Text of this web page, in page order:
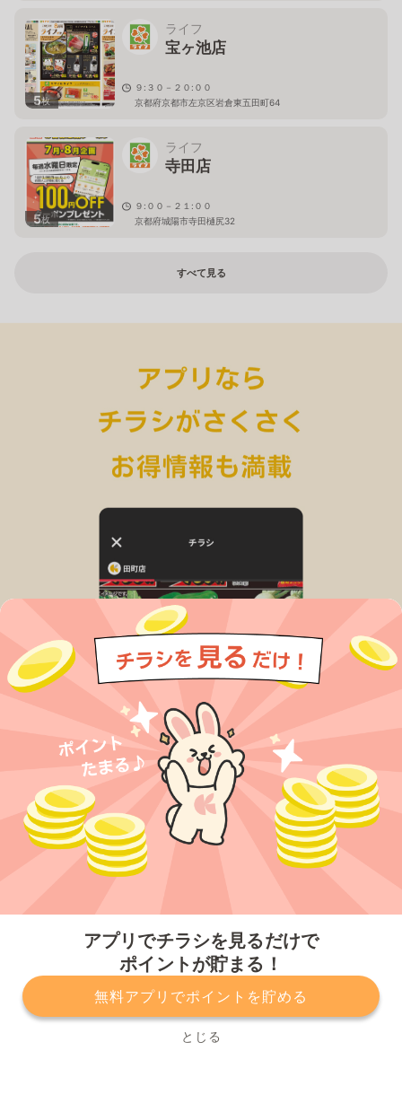
アプリでチラシを見るだけで
ポイントが貯まる！
無料アプリでポイントを貯める
とじる
5枚
ライフ
宝ヶ池店
９:３０－２０:００
京都府京都市左京区岩倉東五田町64
5枚
ライフ
寺田店
９:００－２１:００
京都府城陽市寺田樋尻32
すべて見る
プライバシーポリシー 利用規約
運営会社
サービスに関してのお問い合わせ